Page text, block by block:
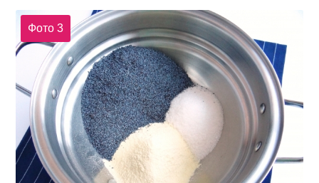
Фото 3